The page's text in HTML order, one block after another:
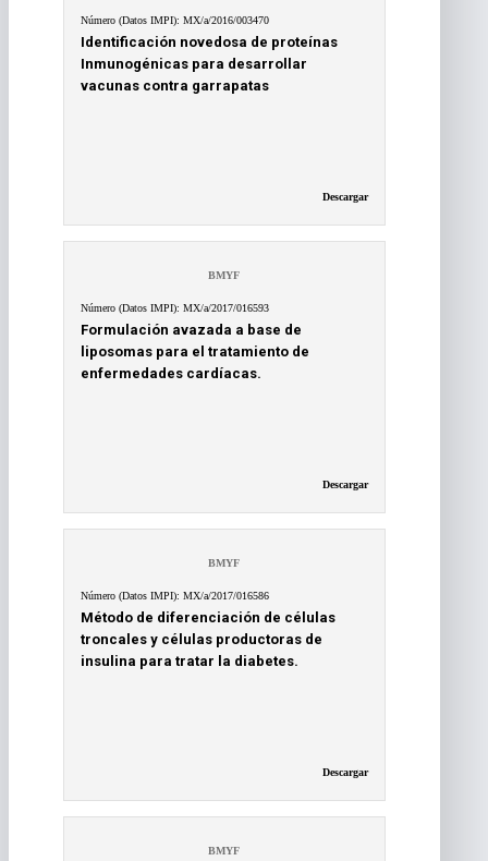
Número (Datos IMPI): MX/a/2016/003470
Identificación novedosa de proteínas
Inmunogénicas para desarrollar
vacunas contra garrapatas
Descargar
BMYF
Número (Datos IMPI): MX/a/2017/016593
Formulación avazada a base de
liposomas para el tratamiento de
enfermedades cardíacas.
Descargar
BMYF
Número (Datos IMPI): MX/a/2017/016586
Método de diferenciación de células
troncales y células productoras de
insulina para tratar la diabetes.
Descargar
BMYF